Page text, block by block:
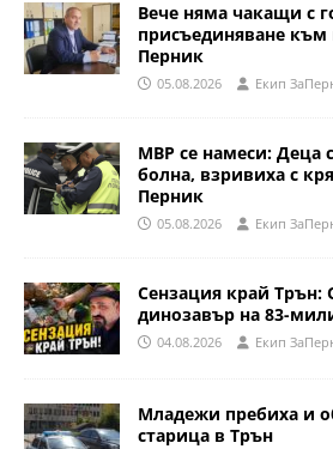
Вече няма чакащи с
присъединяване
Перник
05.08.2026 Eкип
МВР се намеси: Деца
болна, взривиха с
Перник
05.08.2026 Eкип
Сензация край Трън:
динозавър на 83-
04.08.2026 Eкип
Младежи пребиха и
старица в Трън